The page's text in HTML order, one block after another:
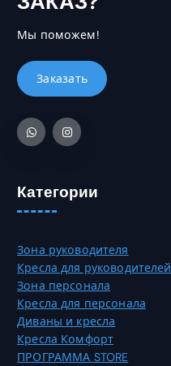
Мы поможем!
Категории
Зона руководителя
Кресла для руководителей
Зона персонала
Кресла для персонала
Диваны и кресла
Кресла Комфорт
ПРОГРАММА STORE